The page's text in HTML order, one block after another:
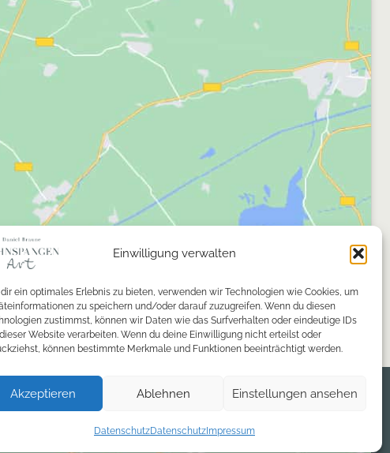
Einwilligung verwalten
ein optimales Erlebnis zu bieten, verwenden wir Technologien wie Cookies, um
zu speichern und/oder darauf zuzugreifen. Wenn du diesen
zustimmst, können wir Daten wie das Surfverhalten oder eindeutige IDs
Website verarbeiten. Wenn du deine Einwilligung nicht erteilst oder
können bestimmte Merkmale und Funktionen beeinträchtigt werden.
Akzeptieren Ablehnen Einstellungen ansehen
DatenschutzDatenschutzImpressum